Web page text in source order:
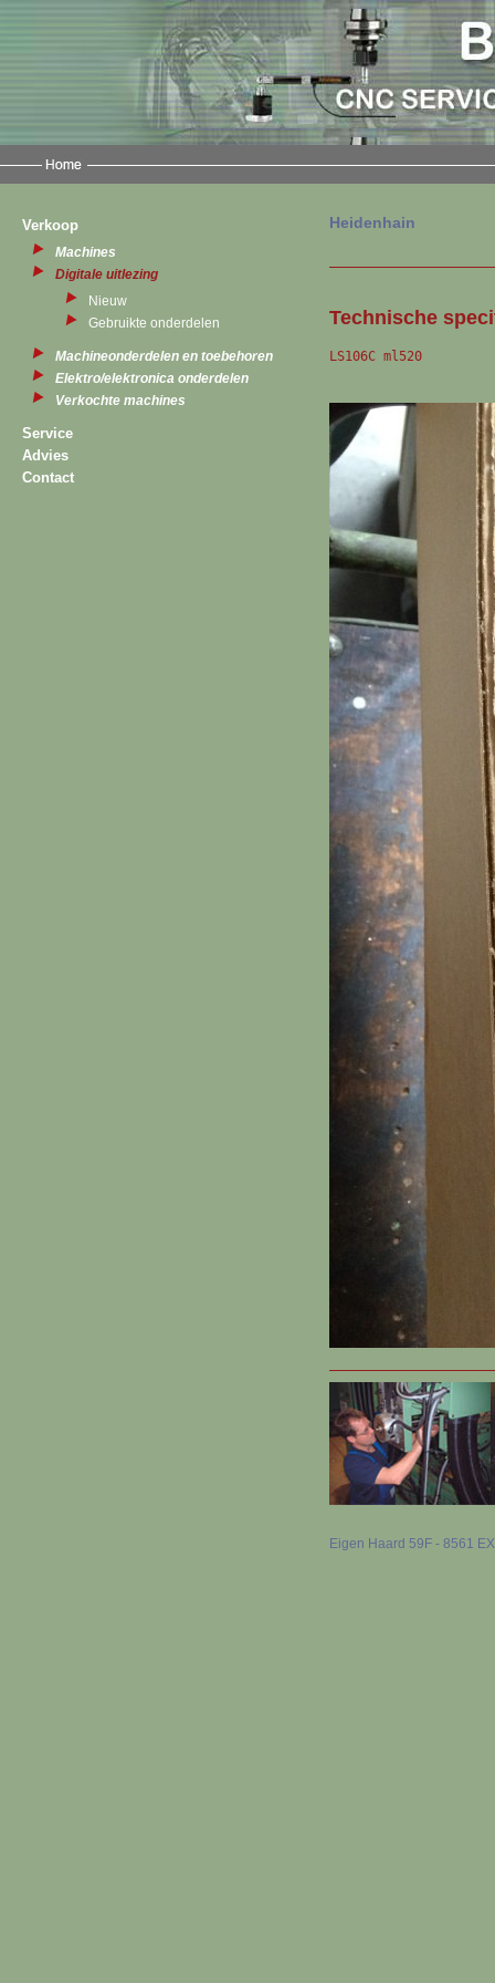
Verkoop
Machines
Digitale uitlezing
Nieuw
Gebruikte onderdelen
Machineonderdelen en toebehoren
Elektro/elektronica onderdelen
Verkochte machines
Service
Advies
Contact
Heidenhain
Technische
LS106C ml520
Eigen Haard 59F - 8561